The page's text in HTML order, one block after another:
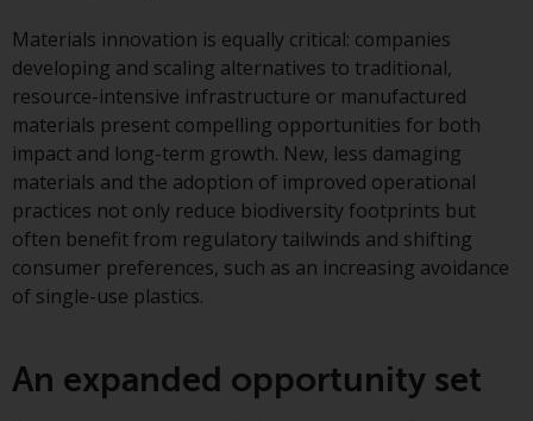
Gründungsdokumente, die
Jahresberichte und, sofern von
den jeweiligen von Redwheel
verwalteten Fonds erstellt, die
Halbjahresberichte und/oder das
Basisinformationsblatt (PRIIPs
KID) sind kostenlos erhältlich vom
Vertreter in der Schweiz. In Bezug
auf die qualifizierten Anlegern in
der Schweiz angebotenen Aktien
Vertreters. Gerichtsstand ist am
Materials innovation is equally critical: companies
developing and scaling alternatives to traditional,
resource-intensive infrastructure or manufactured
materials present compelling opportunities for both
impact and long-term growth. New, less damaging
materials and the adoption of improved operational
practices not only reduce biodiversity footprints but
often benefit from regulatory tailwinds and shifting
consumer preferences, such as an increasing avoidance
of single-use plastics.
An expanded opportunity set